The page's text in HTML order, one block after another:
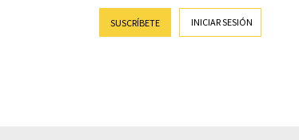
SUSCRÍBETE INICIAR SESIÓN